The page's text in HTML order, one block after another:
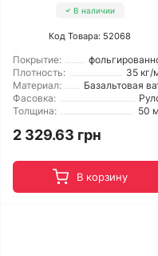
В наличии
Код Товара: 52068
Покрытие:
Плотность:
35 кг/
Материал:
Базальтовая
Фасовка:
Толщина:
50
2 329.63 грн
В корзину